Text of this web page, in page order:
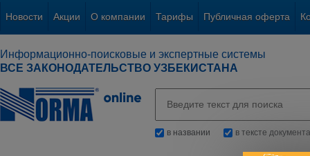
Новости Акции О компании Тарифы Публичная оферта
Информационно-поисковые и экспертные системы
ВСЕ ЗАКОНОДАТЕЛЬСТВО УЗБЕКИСТАНА
в названии в тексте документа